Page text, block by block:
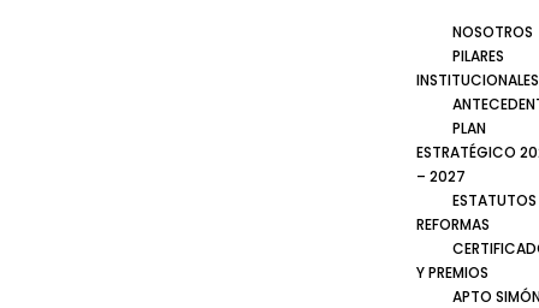
NOSOTROS
PILARES
INSTITUCIONALES
PLAN
ESTRATÉGICO
– 2027
ESTATUTOS
REFORMAS
Y PREMIOS
APTO